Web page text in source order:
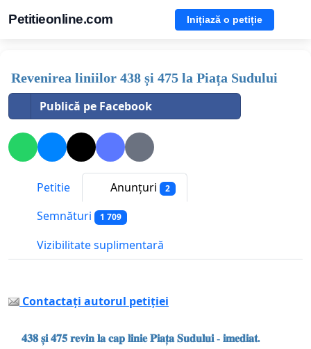
Petitieonline.com Inițiază o petiție
Revenirea liniilor 438 și 475 la Piața Sudului
Publică pe Facebook
Petitie Anunțuri 2
Semnături 1 709
Vizibilitate suplimentară
Contactați autorul petiției
𝟒𝟑𝟖 𝐬̦𝐢 𝟒𝟕𝟓 𝐫𝐞𝐯𝐢𝐧 𝐥𝐚 𝐜𝐚𝐩 𝐥𝐢𝐧𝐢𝐞 𝐏𝐢𝐚𝐭̦𝐚 𝐒𝐮𝐝𝐮𝐥𝐮𝐢 - 𝐢𝐦𝐞𝐝𝐢𝐚𝐭.